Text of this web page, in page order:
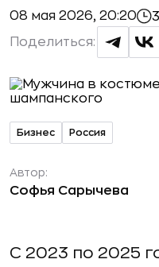
08 мая 2026, 20:20
Поделиться:
Бизнес Россия
Автор:
Софья Сарычева
С 2023 по 2025